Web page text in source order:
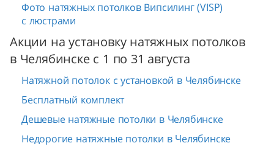
Фото натяжных потолков Випсилинг (VISP)
с люстрами
Акции на установку натяжных потолков
в Челябинске с 1 по 31 августа
Натяжной потолок с установкой в Челябинске
Бесплатный комплект
Дешевые натяжные потолки в Челябинске
Недорогие натяжные потолки в Челябинске